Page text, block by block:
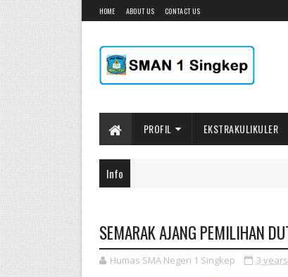
HOME ABOUT US CONTACT US
PROFIL EKSTRAKULIKULER
Info
SEMARAK AJANG PEMILIHAN
Humas SMA Negeri 1 Singkep 3